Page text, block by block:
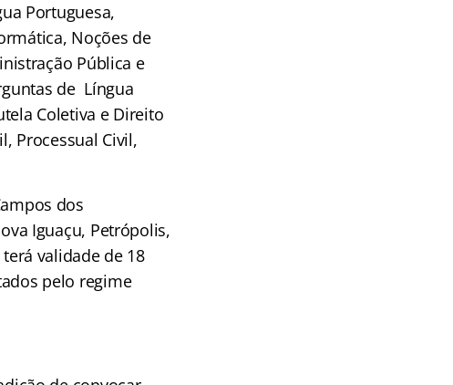
Portuguesa,
Noções de
Pública e
de Língua
Coletiva e Direito
Processual Civil,
dos
Iguaçu, Petrópolis,
validade de 18
pelo regime